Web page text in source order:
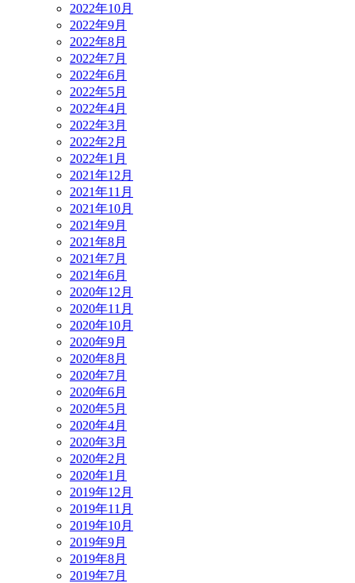
2022年10月
2022年9月
2022年8月
2022年7月
2022年6月
2022年5月
2022年4月
2022年3月
2022年2月
2022年1月
2021年12月
2021年11月
2021年10月
2021年9月
2021年8月
2021年7月
2021年6月
2020年12月
2020年11月
2020年10月
2020年9月
2020年8月
2020年7月
2020年6月
2020年5月
2020年4月
2020年3月
2020年2月
2020年1月
2019年12月
2019年11月
2019年10月
2019年9月
2019年8月
2019年7月